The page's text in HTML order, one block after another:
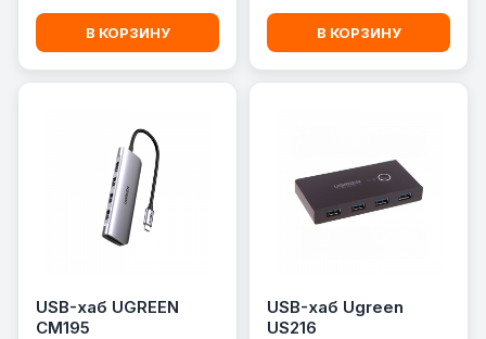
В КОРЗИНУ В КОРЗИНУ
USB-хаб UGREEN
CM195
USB-хаб Ugreen
US216